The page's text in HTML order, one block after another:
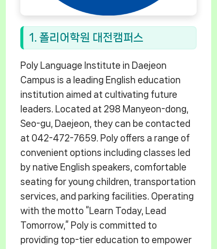
1. 폴리어학원 대전캠퍼스
Poly Language Institute in Daejeon
Campus is a leading English education
institution aimed at cultivating future
leaders. Located at 298 Manyeon-dong,
Seo-gu, Daejeon, they can be contacted
at 042-472-7659. Poly offers a range of
convenient options including classes led
by native English speakers, comfortable
seating for young children, transportation
services, and parking facilities. Operating
with the motto “Learn Today, Lead
Tomorrow,” Poly is committed to
providing top-tier education to empower